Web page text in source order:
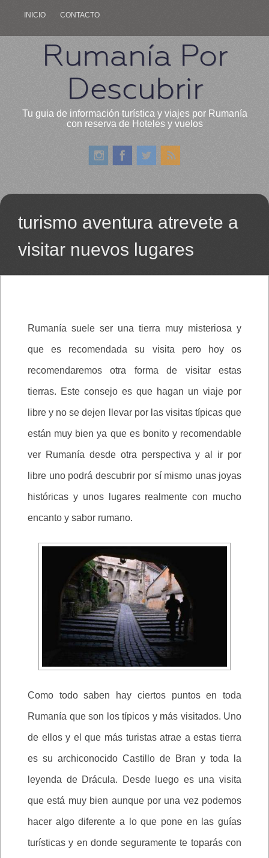
INICIO CONTACTO
Rumanía Por
Descubrir
Tu guia de información turística y viajes por Rumanía
con reserva de Hoteles y vuelos
turismo aventura atrevete a
visitar nuevos lugares
Rumanía suele ser una tierra muy misteriosa y
que es recomendada su visita pero hoy os
recomendaremos otra forma de visitar estas
tierras. Este consejo es que hagan un viaje por
libre y no se dejen llevar por las visitas típicas que
están muy bien ya que es bonito y recomendable
ver Rumanía desde otra perspectiva y al ir por
libre uno podrá descubrir por sí mismo unas joyas
históricas y unos lugares realmente con mucho
encanto y sabor rumano.
Como todo saben hay ciertos puntos en toda
Rumanía que son los típicos y más visitados. Uno
de ellos y el que más turistas atrae a estas tierra
es su archiconocido Castillo de Bran y toda la
leyenda de Drácula. Desde luego es una visita
que está muy bien aunque por una vez podemos
hacer algo diferente a lo que pone en las guías
turísticas y en donde seguramente te toparás con